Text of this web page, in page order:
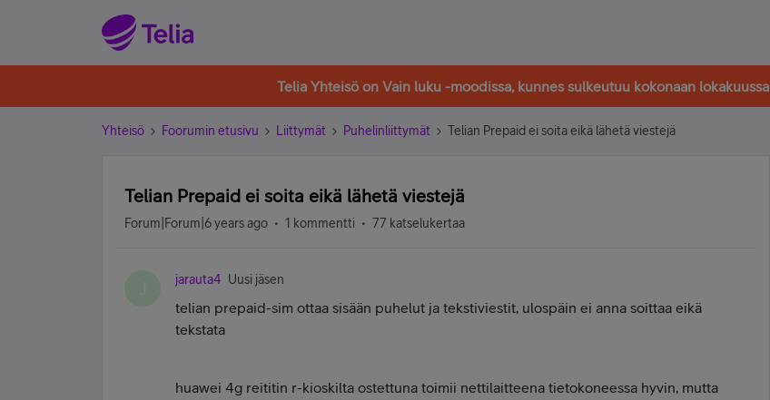
Telia Yhteisö on Vain luku -moodissa, kunnes sulkeutuu kokonaan lokakuussa
Yhteisö Foorumin etusivu Liittymät Puhelinliittymät Telian Prepaid ei soita eikä lähetä viestejä
Telian Prepaid ei soita eikä lähetä viestejä
Forum|Forum|6 years ago 1 kommentti 77 katselukertaa
jarauta4 Uusi jäsen
telian prepaid-sim ottaa sisään puhelut ja tekstiviestit, ulospäin ei anna soittaa eikä
tekstata
huawei 4g reititin r-kioskilta ostettuna toimii nettilaitteena tietokoneessa hyvin, mutta